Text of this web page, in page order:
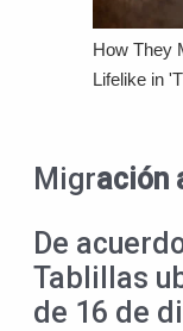
Migración
De
Tablillas
de 16 de